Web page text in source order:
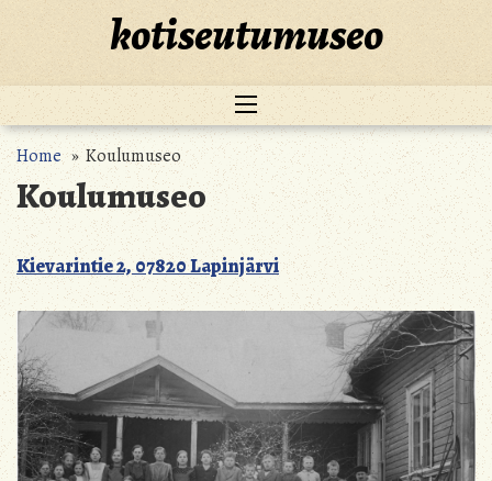
kotiseutumuseo
Home» Koulumuseo
Koulumuseo
Kievarintie 2, 07820 Lapinjärvi